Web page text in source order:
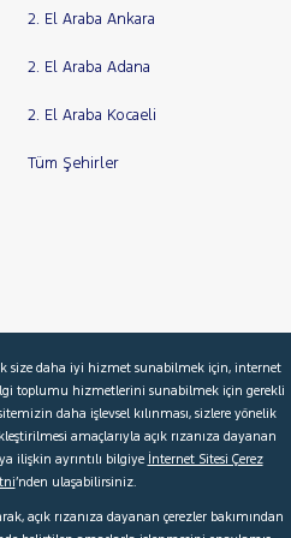
2. El Araba Ankara
2. El Araba Adana
2. El Araba Kocaeli
Tüm Şehirler
size daha iyi hizmet sunabilmek için, internet
toplumu hizmetlerini sunabilmek için gerekli
daha işlevsel kılınması, sizlere yönelik
amaçlarıyla açık rızanıza dayanan
ilişkin ayrıntılı bilgiye İnternet Sitesi Çerez
’nden ulaşabilirsiniz.
açık rızanıza dayanan çerezler bakımından